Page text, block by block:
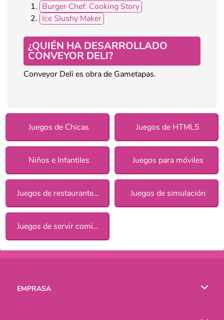
Burger Chef: Cooking Story
Ice Slushy Maker
¿QUIÉN HA DESARROLLADO
CONVEYOR DELI?
Conveyor Deli es obra de Gametapas.
Juegos de Chicas Juegos de HTML5
Niños e Infantiles Juegos para móviles
Juegos de restaurantes para chicas Juegos de simulación
Juegos de servir comida
EMPRASA